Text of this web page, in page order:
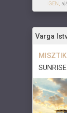
IGEN,
Varga